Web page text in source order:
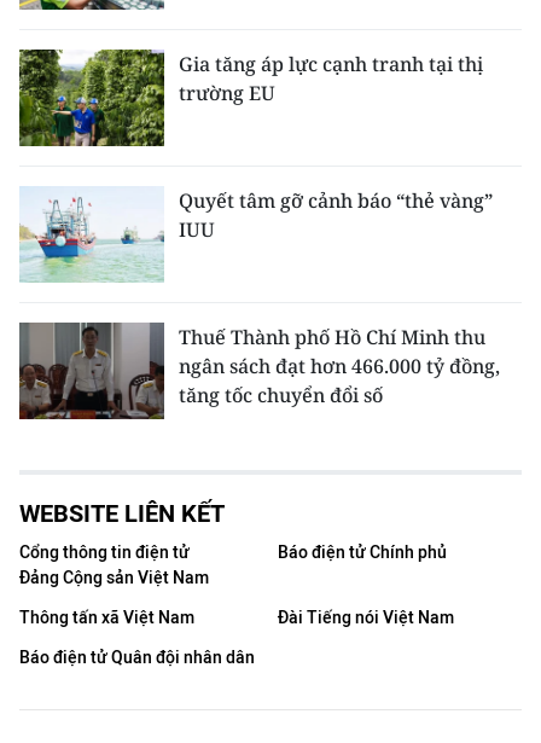
Gia tăng áp lực cạnh tranh tại thị
trường EU
Quyết tâm gỡ cảnh báo “thẻ vàng”
IUU
Thuế Thành phố Hồ Chí Minh thu
ngân sách đạt hơn 466.000 tỷ đồng,
tăng tốc chuyển đổi số
WEBSITE LIÊN KẾT
Cổng thông tin điện tử
Đảng Cộng sản Việt Nam
Báo điện tử Chính phủ
Thông tấn xã Việt Nam
Đài Tiếng nói Việt Nam
Báo điện tử Quân đội nhân dân